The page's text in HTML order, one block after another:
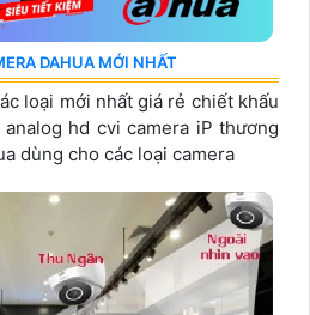
DAHUA MỚI NHẤT
loại mới nhất giá rẻ chiết khấu
hd cvi camera iP thương
dùng cho các loại camera